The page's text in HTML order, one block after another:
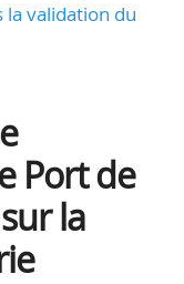
la validation du
Port de
la